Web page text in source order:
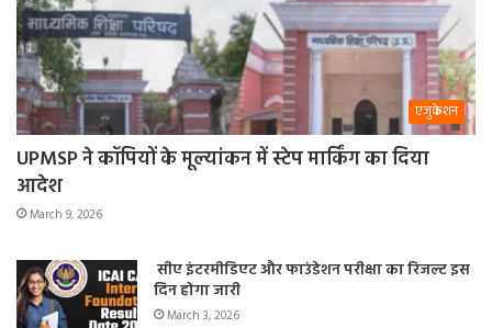
एजुकेशन
UPMSP ने कॉपियों के मूल्यांकन में स्टेप मार्किंग का दिया
आदेश
March 9, 2026
सीए इंटरमीडिएट और फाउंडेशन परीक्षा का रिजल्ट इस
दिन होगा जारी
March 3, 2026